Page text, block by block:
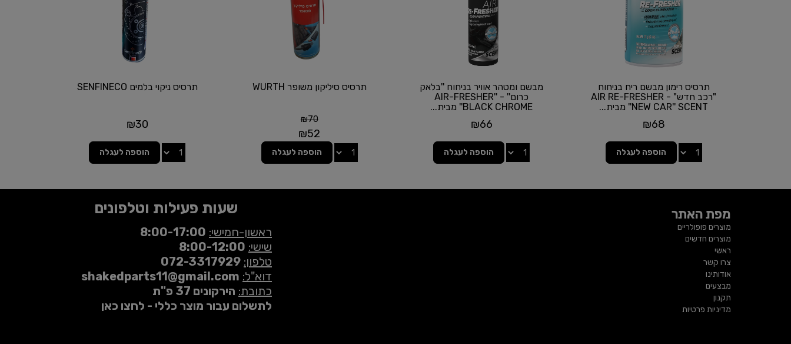
תרסיס רימון מבשם ריח בניחוח
"רכב חדש" - AIR RE-FRESHER
''NEW CAR'' SCENT מבית...
₪68
הוספה לעגלה
מבשם ומטהר אוויר בניחוח ''בלאק
כרום'' - ''AIR-FRESHER
''BLACK CHROME מבית...
₪66
הוספה לעגלה
תרסיס סיליקון משופר WURTH
₪70
₪52
הוספה לעגלה
תרסיס ניקוי בלמים SENFINECO
₪30
הוספה לעגלה
מפת האתר
מוצרים פופולריים
מוצרים חדשים
ראשי
צרו קשר
אודותינו
מבצעים
תקנון
מדיניות פרטיות
שעות פעילות וטלפונים
ראשון-חמישי: 8:00-17:00
שישי: 8:00-12:00
טלפון: 072-3317929
דוא"ל: shakedparts11@gmail.com
כתובת: הירקונים 37 פ"ת
לתשלום עבור מוצר כללי - לחצו כאן